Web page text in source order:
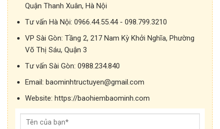
Quận Thanh Xuân, Hà Nội
Tư vấn Hà Nội: 0966.44.55.44 - 098.799.3210
VP Sài Gòn: Tầng 2, 217 Nam Kỳ Khởi Nghĩa, Phường
Võ Thị Sáu, Quận 3
Tư vấn Sài Gòn: 0988.234.840
Email: baominhtructuyen@gmail.com
Website: https://baohiembaominh.com